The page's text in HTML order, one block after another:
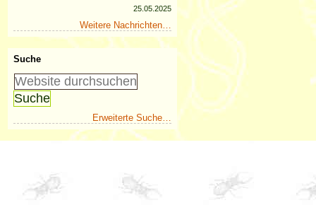
25.05.2025
Weitere Nachrichten…
Suche
Erweiterte Suche…